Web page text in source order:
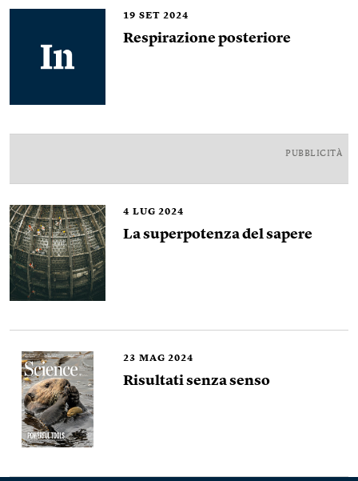
19 SET 2024
Respirazione posteriore
PUBBLICITÀ
4 LUG 2024
La superpotenza del sapere
23 MAG 2024
Risultati senza senso